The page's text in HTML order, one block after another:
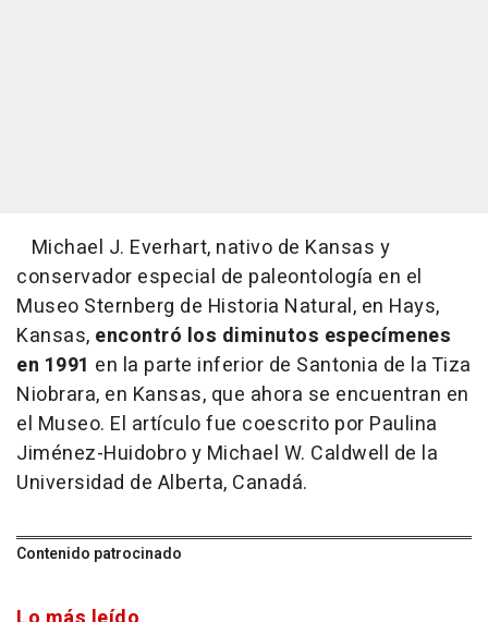
Michael J. Everhart, nativo de Kansas y
conservador especial de paleontología en el
Museo Sternberg de Historia Natural, en Hays,
Kansas, encontró los diminutos especímenes
en 1991 en la parte inferior de Santonia de la Tiza
Niobrara, en Kansas, que ahora se encuentran en
el Museo. El artículo fue coescrito por Paulina
Jiménez-Huidobro y Michael W. Caldwell de la
Universidad de Alberta, Canadá.
Contenido patrocinado